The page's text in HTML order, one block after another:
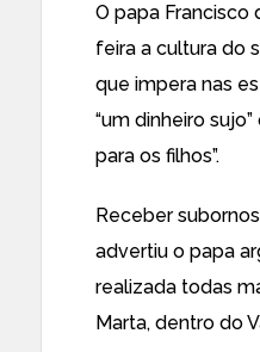
O papa Francisco
feira a cultura do
que impera nas
“um dinheiro
para os filhos”.
Receber
advertiu o papa
realizada todas
Marta, dentro do